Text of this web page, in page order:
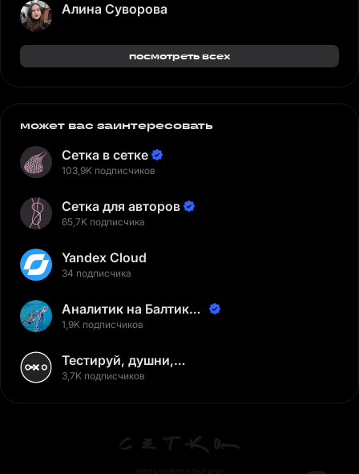
Алина Суворова
посмотреть всех
может вас заинтересовать
Сетка в сетке
103,9K подписчиков
Сетка для авторов
65,7K подписчика
Yandex Cloud
34 подписчика
Аналитик на Балтике |
Неверов Станислав
1,9K подписчиков
Тестируй, душни,
наслаждайся
3,7K подписчиков
пользовательское